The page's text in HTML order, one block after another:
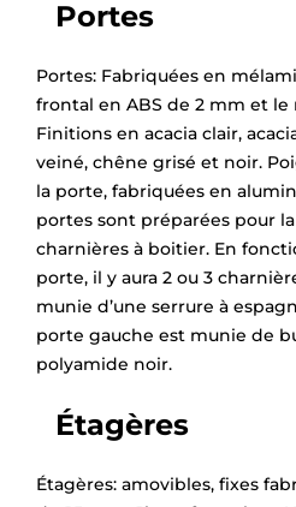
Demande de rappel
Portes
Portes: Fabriquées en
frontal en ABS de 2 mm et le
Finitions en acacia clair,
veiné, chêne grisé et noir.
la porte, fabriquées en
portes sont préparées pour
charnières à boitier. En
porte, il y aura 2 ou 3
munie d’une serrure à
porte gauche est munie de
polyamide noir.
Étagères
Étagères: amovibles, fixes